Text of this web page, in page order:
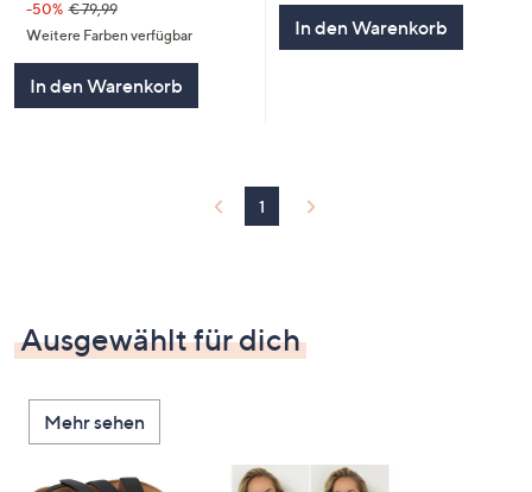
-50% € 79,99
Weitere Farben verfügbar
In den Warenkorb
In den Warenkorb
1
Ausgewählt für dich
Mehr sehen